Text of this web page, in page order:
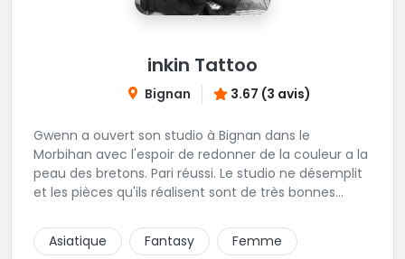
inkin Tattoo
Bignan 3.67 (3 avis)
Gwenn a ouvert son studio à Bignan dans le
Morbihan avec l'espoir de redonner de la couleur a la
peau des bretons. Pari réussi. Le studio ne désemplit
et les pièces qu'ils réalisent sont de très bonnes
tout type de projet, son style est éclectique et vous
serez bien réussi par le tatoueur en personne.
Asiatique Fantasy
Femme